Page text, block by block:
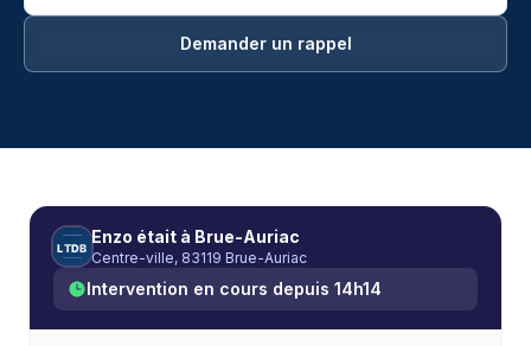
Demander un rappel
LTDB
Enzo était à Brue-Auriac
Centre-ville, 83119 Brue-Auriac
Intervention en cours depuis 14h14